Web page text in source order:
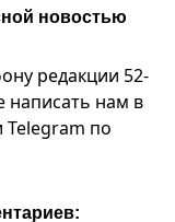
новостью
редакции 52-
написать нам в
по